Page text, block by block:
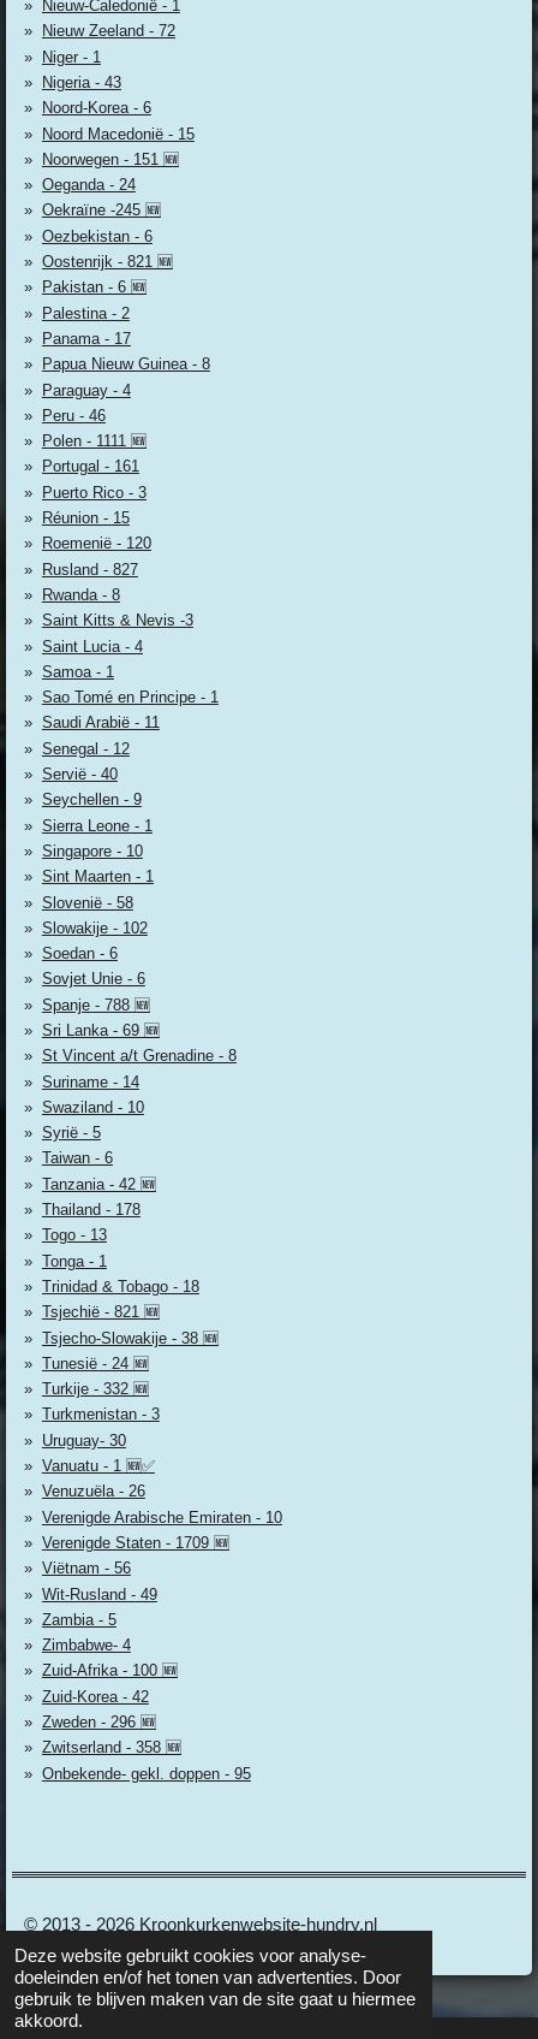
Deze website gebruikt cookies voor analyse-
doeleinden en/of het tonen van advertenties. Door
gebruik te blijven maken van de site gaat u hiermee
akkoord.
Nieuw-Caledonië - 1
Nieuw Zeeland - 72
Niger - 1
Nigeria - 43
Noord-Korea - 6
Noord Macedonië - 15
Noorwegen - 151 🆕
Oeganda - 24
Oekraïne -245 🆕
Oezbekistan - 6
Oostenrijk - 821 🆕
Pakistan - 6 🆕
Palestina - 2
Panama - 17
Papua Nieuw Guinea - 8
Paraguay - 4
Peru - 46
Polen - 1111 🆕
Portugal - 161
Puerto Rico - 3
Réunion - 15
Roemenië - 120
Rusland - 827
Rwanda - 8
Saint Kitts & Nevis -3
Saint Lucia - 4
Samoa - 1
Sao Tomé en Principe - 1
Saudi Arabië - 11
Senegal - 12
Servië - 40
Seychellen - 9
Sierra Leone - 1
Singapore - 10
Sint Maarten - 1
Slovenië - 58
Slowakije - 102
Soedan - 6
Sovjet Unie - 6
Spanje - 788 🆕
Sri Lanka - 69 🆕
St Vincent a/t Grenadine - 8
Suriname - 14
Swaziland - 10
Syrië - 5
Taiwan - 6
Tanzania - 42 🆕
Thailand - 178
Togo - 13
Tonga - 1
Trinidad & Tobago - 18
Tsjechië - 821 🆕
Tsjecho-Slowakije - 38 🆕
Tunesië - 24 🆕
Turkije - 332 🆕
Turkmenistan - 3
Uruguay- 30
Vanuatu - 1 🆕✅
Venuzuëla - 26
Verenigde Arabische Emiraten - 10
Verenigde Staten - 1709 🆕
Viëtnam - 56
Wit-Rusland - 49
Zambia - 5
Zimbabwe- 4
Zuid-Afrika - 100 🆕
Zuid-Korea - 42
Zweden - 296 🆕
Zwitserland - 358 🆕
Onbekende- gekl. doppen - 95
© 2013 - 2026 Kroonkurkenwebsite-hundry.nl